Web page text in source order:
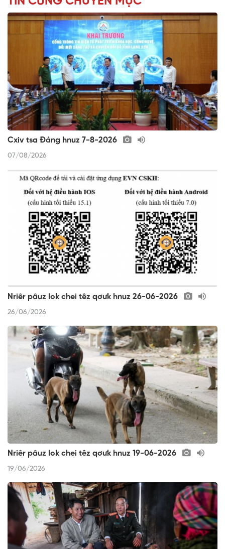
Cxiv tsa Đảng hnuz 7-8-2026
07/08/2026
Nriêr pâuz lok chei têz qơưk hnuz 26-06-2026
26/06/2026
Nriêr pâuz lok chei têz qơưk hnuz 19-06-2026
19/06/2026